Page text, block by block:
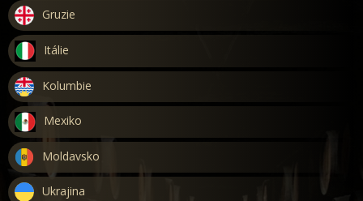
Gruzie
Itálie
Kolumbie
Mexiko
Moldavsko
Ukrajina